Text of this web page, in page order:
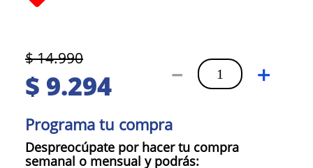
$14.990
$ 9.294 ＋
－
Programa tu compra
Despreocúpate por hacer tu compra
semanal o mensual y podrás: